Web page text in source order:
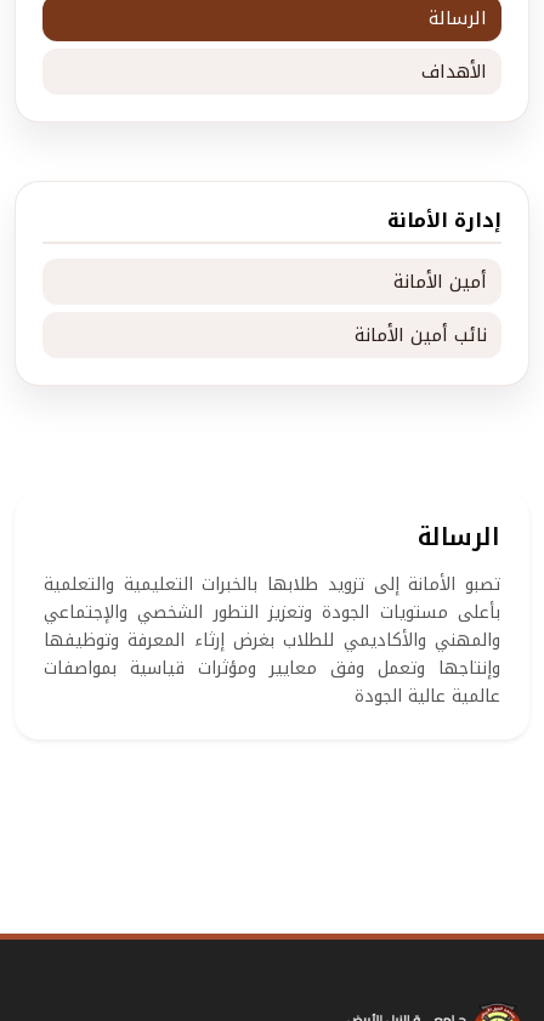
الرسالة
الأهداف
إدارة الأمانة
أمين الأمانة
نائب أمين الأمانة
الرسالة
تصبو الأمانة إلى تزويد طلابها بالخبرات التعليمية والتعلمية
بأعلى مستويات الجودة وتعزيز التطور الشخصي والإجتماعي
والمهني والأكاديمي للطلاب بغرض إرثاء المعرفة وتوظيفها
وإنتاجها وتعمل وفق معايير ومؤثرات قياسية بمواصفات
عالمية عالية الجودة